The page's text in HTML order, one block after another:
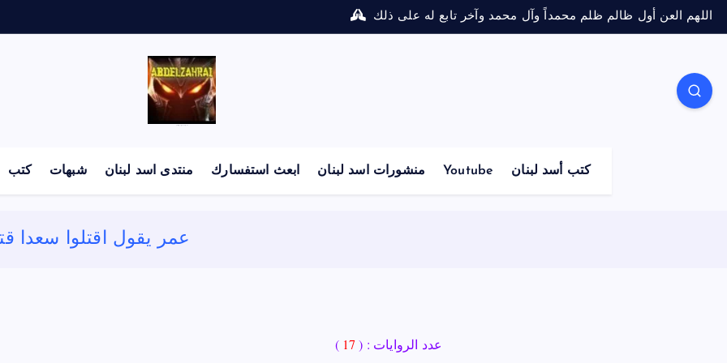
اللهم العن أول ظالم ظلم محمداً وآل محمد وآخر تابع له على ذلك
كتب شبهات منتدى اسد لبنان ابعث استفسارك منشورات اسد لبنان Youtube كتب أسد لبنان
عمر يقول اقتلوا سعدا
عدد الروايات : ( 17
)